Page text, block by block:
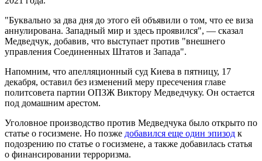
"Буквально за два дня до этого ей объявили о том, что ее виза
аннулирована. Западный мир и здесь проявился", — сказал
Медведчук, добавив, что выступает против "внешнего
управления Соединенных Штатов и Запада".
Напомним, что апелляционный суд Киева в пятницу, 17
декабря, оставил без изменений меру пресечения главе
политсовета партии ОПЗЖ Виктору Медведчуку. Он остается
под домашним арестом.
Уголовное производство против Медведчука было открыто по
статье о госизмене. Но позже добавился еще один эпизод к
подозрению по статье о госизмене, а также добавилась статья
о финансировании терроризма.